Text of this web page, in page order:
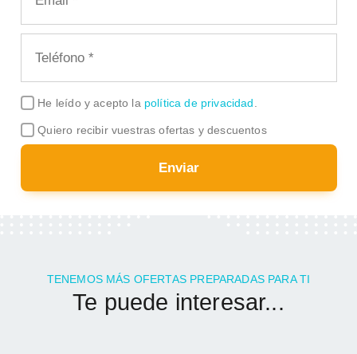
He leído y acepto la política de privacidad.
Quiero recibir vuestras ofertas y descuentos
Enviar
TENEMOS MÁS OFERTAS PREPARADAS PARA TI
Te puede interesar...